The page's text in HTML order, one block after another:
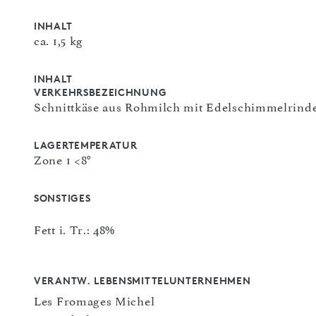
INHALT
ca. 1,5 kg
INHALT
VERKEHRSBEZEICHNUNG
Schnittkäse aus Rohmilch mit
LAGERTEMPERATUR
Zone 1 <8°
SONSTIGES
Fett i. Tr.: 48%
VERANTW. LEBENSMITTELUNTERNEHMEN
Les Fromages Michel